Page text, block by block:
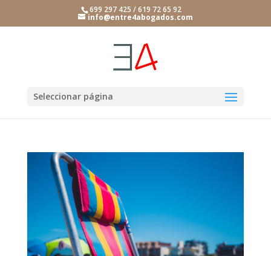
699 297 425 / 619 72 65 92
info@entre4abogados.com
Seleccionar página